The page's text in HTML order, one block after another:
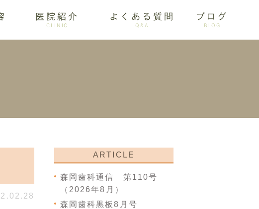
医院紹介
CLINIC
よくある質問
Q&A
ブログ
BLOG
ARTICLE
森岡歯科通信 第110号
（2026年8月）
森岡歯科黒板8月号